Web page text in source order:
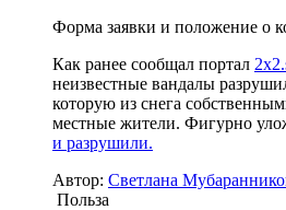
Форма заявки и положение о
Как ранее сообщал портал
неизвестные вандалы
которую из снега
местные жители. Фигурно
и разрушили.
Автор: Светлана
Польза